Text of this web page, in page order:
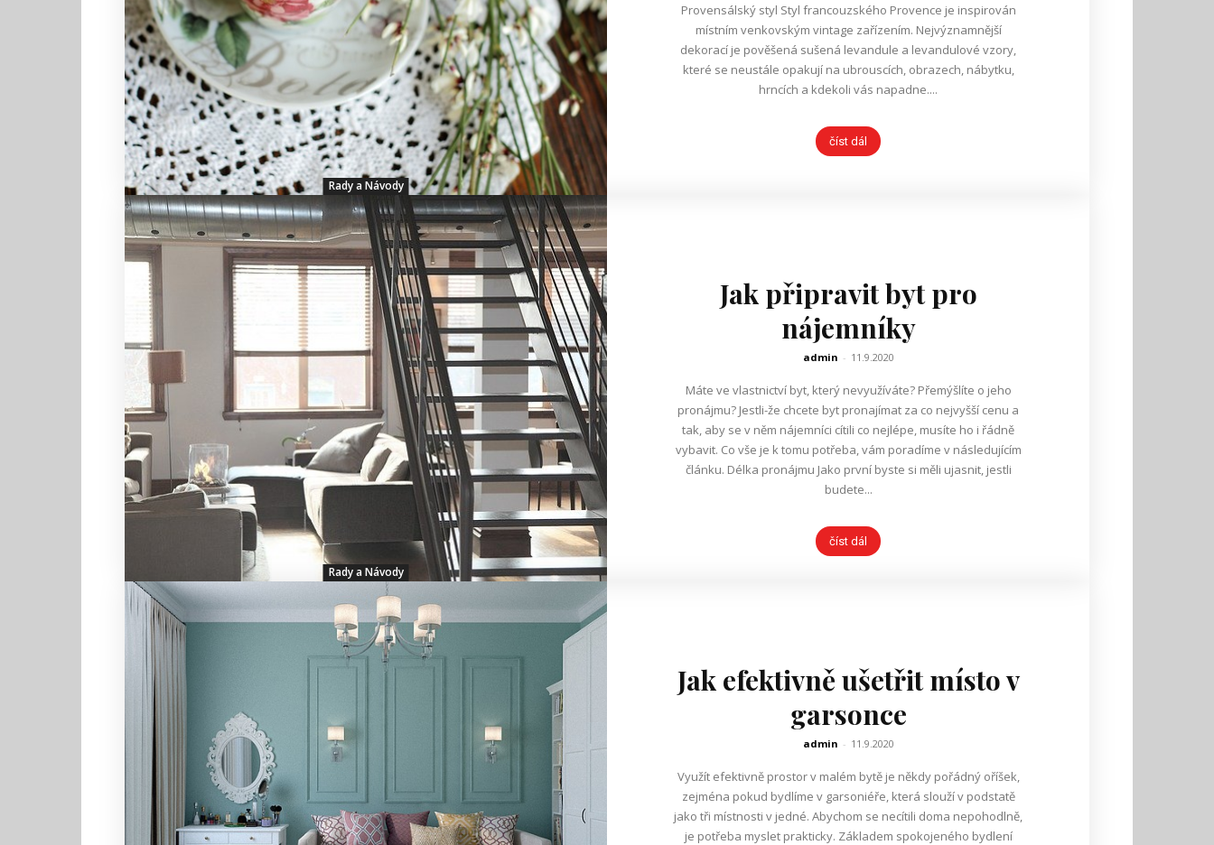
Rady a Návody
Provensálský styl Styl francouzského Provence je inspirován
místním venkovským vintage zařízením. Nejvýznamnější
dekorací je pověšená sušená levandule a levandulové vzory,
které se neustále opakují na ubrouscích, obrazech, nábytku,
hrncích a kdekoli vás napadne....
číst dál
Rady a Návody
Jak připravit byt pro
nájemníky
admin - 11.9.2020
Máte ve vlastnictví byt, který nevyužíváte? Přemýšlíte o jeho
pronájmu? Jestli-že chcete byt pronajímat za co nejvyšší cenu a
tak, aby se v něm nájemníci cítili co nejlépe, musíte ho i řádně
vybavit. Co vše je k tomu potřeba, vám poradíme v následujícím
článku. Délka pronájmu Jako první byste si měli ujasnit, jestli
budete...
číst dál
Jak efektivně ušetřit místo v
garsonce
admin - 11.9.2020
Využít efektivně prostor v malém bytě je někdy pořádný oříšek,
zejména pokud bydlíme v garsoniéře, která slouží v podstatě
jako tři místnosti v jedné. Abychom se necítili doma nepohodlně,
je potřeba myslet prakticky. Základem spokojeného bydlení